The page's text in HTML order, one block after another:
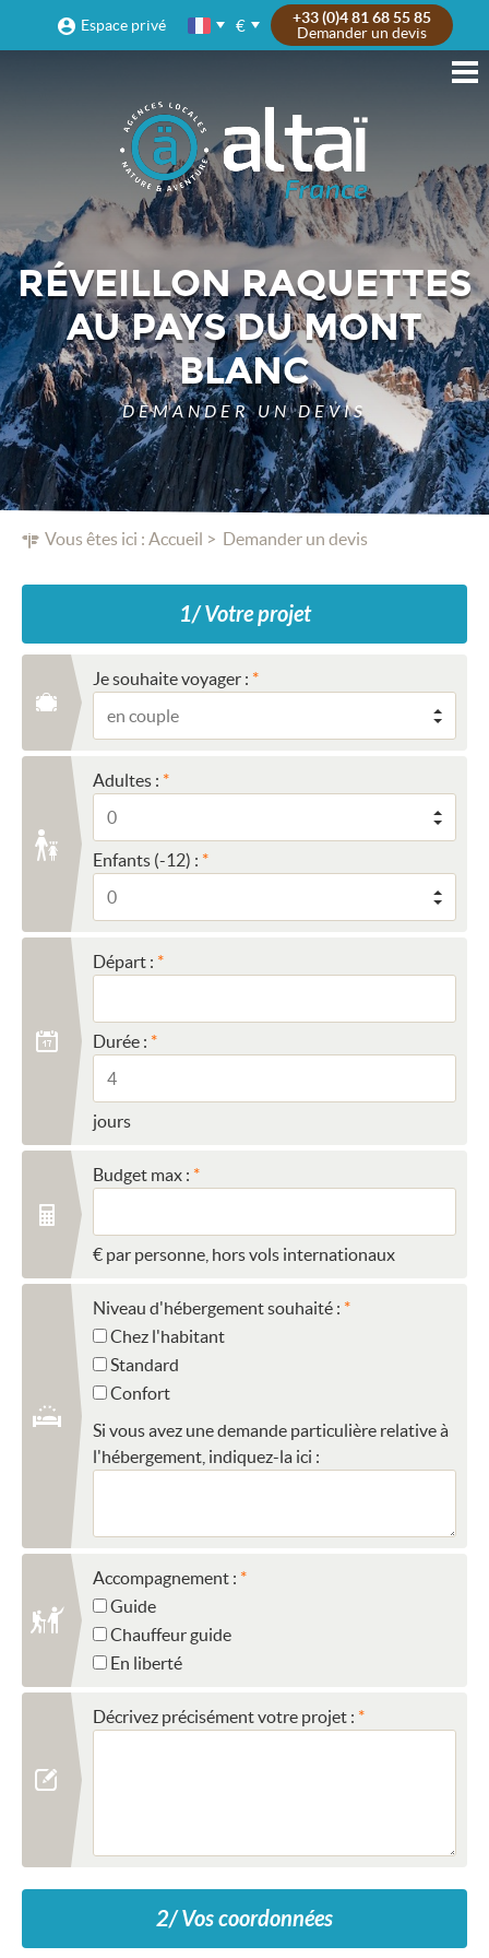
Espace privé €
+33 (0)4 81 68 55 85
Demander un devis
Vous êtes ici : Accueil Demander un devis
RÉVEILLON RAQUETTES
AU PAYS DU MONT
BLANC
DEMANDER UN DEVIS
1/ Votre projet
Je souhaite voyager :
Adultes :
Enfants (-12) :
Départ :
Durée :
jours
Budget max :
€ par personne, hors vols internationaux
Niveau d'hébergement souhaité :
Chez l'habitant
Standard
Confort
Si vous avez une demande particulière relative à
l'hébergement, indiquez-la ici :
Accompagnement :
Guide
Chauffeur guide
En liberté
Décrivez précisément votre projet :
2/ Vos coordonnées